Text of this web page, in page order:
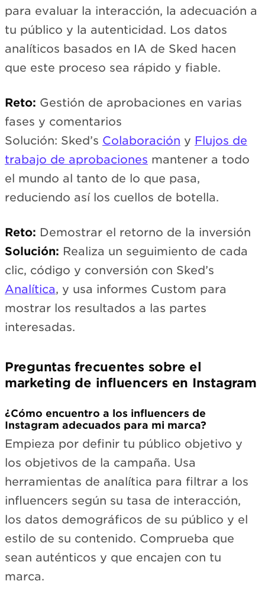
para evaluar la interacción, la adecuación a
tu público y la autenticidad. Los datos
analíticos basados en IA de Sked hacen
que este proceso sea rápido y fiable.
Reto: Gestión de aprobaciones en varias
fases y comentarios
Solución: Sked’s Colaboración y Flujos de
trabajo de aprobaciones mantener a todo
el mundo al tanto de lo que pasa,
reduciendo así los cuellos de botella.
Reto: Demostrar el retorno de la inversión
Solución: Realiza un seguimiento de cada
clic, código y conversión con Sked’s
Analítica, y usa informes Custom para
mostrar los resultados a las partes
interesadas.
Preguntas frecuentes sobre el
marketing de influencers en Instagram
¿Cómo encuentro a los influencers de
Instagram adecuados para mi marca?
Empieza por definir tu público objetivo y
los objetivos de la campaña. Usa
herramientas de analítica para filtrar a los
influencers según su tasa de interacción,
los datos demográficos de su público y el
estilo de su contenido. Comprueba que
sean auténticos y que encajen con tu
marca.